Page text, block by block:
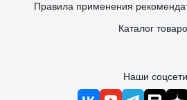
Правила применения
Каталог
Наши соцсети